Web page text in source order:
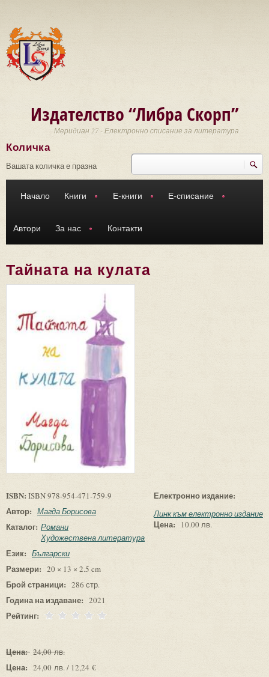
Издателство “Либра Скорп”
Меридиан 27 - Електронно списание за литература
Търси
Количка
Вашата количка е празна
Начало Книги Е-книги Е-списание
Автори За нас Контакти
Тайната на кулата
ISBN: ISBN 978-954-471-759-9
Автор: Магда Борисова
Каталог: Романи
Художествена литература
Език: Български
Размери: 20 × 13 × 2.5 cm
Брой страници: 286 стр.
Година на издаване: 2021
Рейтинг:
Цена: 24,00 лв.
Цена: 24,00 лв. / 12,24 €
Електронно издание:
Линк към електронно издание
Цена: 10.00 лв.